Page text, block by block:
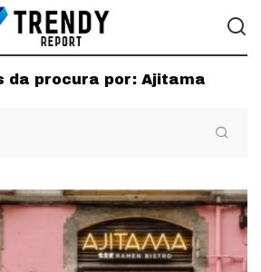
da procura por: Ajitama